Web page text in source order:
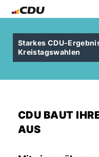
Starkes CDU-
Kreistagswahlen
CDU BAUT
AUS